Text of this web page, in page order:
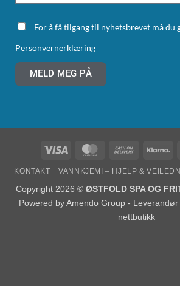
For å få tilgang til nyhetsbrevet må du
Personvernerklæring
MELD MEG PÅ
KONTAKT VANNKJEMI – HJELP &
Copyright 2026 © ØSTFOLD SPA OG
Powered byAmendo Group -
nettbutikk